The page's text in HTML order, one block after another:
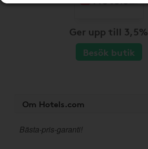
Ger upp till 3,5%
Besök butik
Om Hotels.com
Bästa-pris-garanti!